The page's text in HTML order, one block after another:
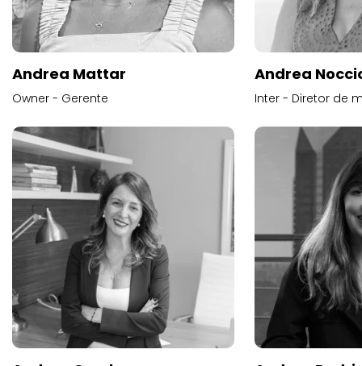
Andrea Mattar
Owner - Gerente
Andrea
Inter - Diretor de